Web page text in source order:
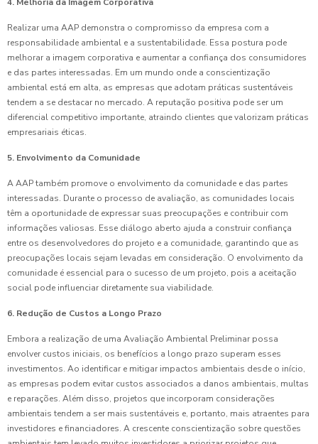
4. Melhoria da Imagem Corporativa
Realizar uma AAP demonstra o compromisso da empresa com a
responsabilidade ambiental e a sustentabilidade. Essa postura pode
melhorar a imagem corporativa e aumentar a confiança dos consumidores
e das partes interessadas. Em um mundo onde a conscientização
ambiental está em alta, as empresas que adotam práticas sustentáveis
tendem a se destacar no mercado. A reputação positiva pode ser um
diferencial competitivo importante, atraindo clientes que valorizam práticas
empresariais éticas.
5. Envolvimento da Comunidade
A AAP também promove o envolvimento da comunidade e das partes
interessadas. Durante o processo de avaliação, as comunidades locais
têm a oportunidade de expressar suas preocupações e contribuir com
informações valiosas. Esse diálogo aberto ajuda a construir confiança
entre os desenvolvedores do projeto e a comunidade, garantindo que as
preocupações locais sejam levadas em consideração. O envolvimento da
comunidade é essencial para o sucesso de um projeto, pois a aceitação
social pode influenciar diretamente sua viabilidade.
6. Redução de Custos a Longo Prazo
Embora a realização de uma Avaliação Ambiental Preliminar possa
envolver custos iniciais, os benefícios a longo prazo superam esses
investimentos. Ao identificar e mitigar impactos ambientais desde o início,
as empresas podem evitar custos associados a danos ambientais, multas
e reparações. Além disso, projetos que incorporam considerações
ambientais tendem a ser mais sustentáveis e, portanto, mais atraentes para
investidores e financiadores. A crescente conscientização sobre questões